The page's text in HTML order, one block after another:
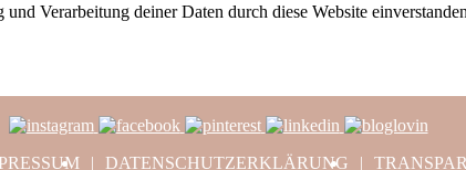
Verarbeitung deiner Daten durch diese Website
DATENSCHUTZERKLÄRUNG